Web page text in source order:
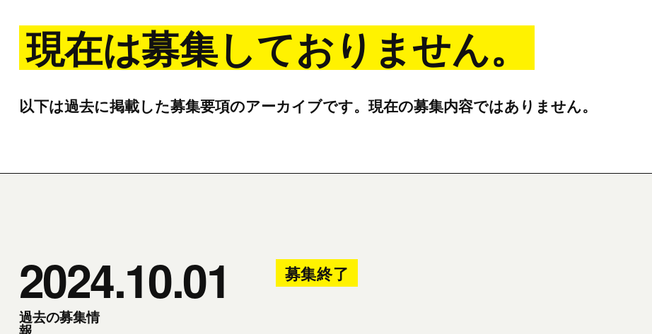
現在は募集しておりません。
以下は過去に掲載した募集要項のアーカイブです。現在の募集内容ではありません。
2024.10.01
過去の募集情
報
募集終了